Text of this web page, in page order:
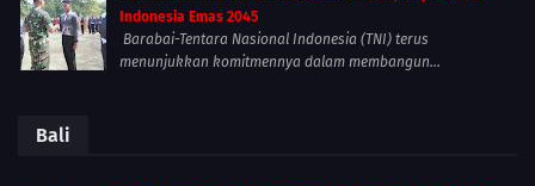
Indonesia Emas 2045
Barabai-Tentara Nasional Indonesia (TNI) terus
menunjukkan komitmennya dalam membangun...
Bali